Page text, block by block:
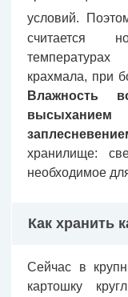
условий.
считается
крахмала, при
Влажность
хранилище:
необходимое
Как хранить
Сейчас в
картошку